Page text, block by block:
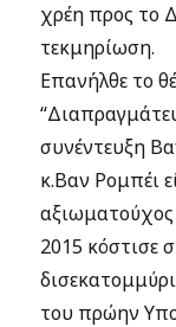
χρέη προς το
τεκμηρίωση.
Επανήλθε το
συνέντευξη
κ.Βαν Ρομπέι
αξιωματούχος
2015 κόστισε
του πρώην